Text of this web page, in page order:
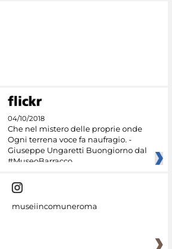
04/10/2018
Che nel mistero delle proprie onde
Ogni terrena voce fa naufragio. -
Giuseppe Ungaretti Buongiorno dal
#MuseoBarracco
museiincomuneroma